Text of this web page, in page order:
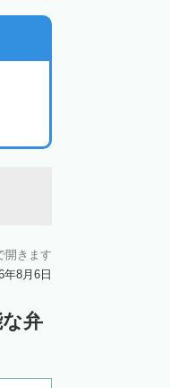
開きます
8月6日
弁